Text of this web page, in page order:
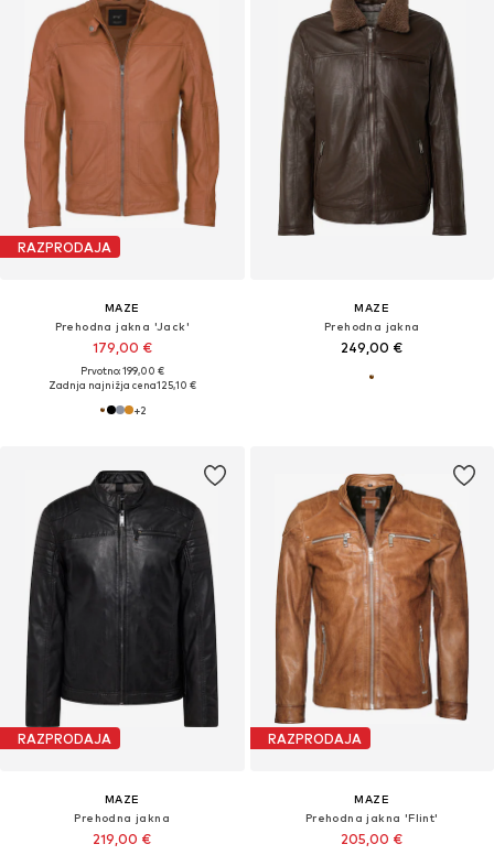
RAZPRODAJA
MAZE
Prehodna jakna 'Jack'
179,00 €
Prvotno: 199,00 €
Zadnja najnižja cena125,10 €
+2
MAZE
Prehodna jakna
249,00 €
RAZPRODAJA
MAZE
Prehodna jakna
219,00 €
RAZPRODAJA
MAZE
Prehodna jakna 'Flint'
205,00 €